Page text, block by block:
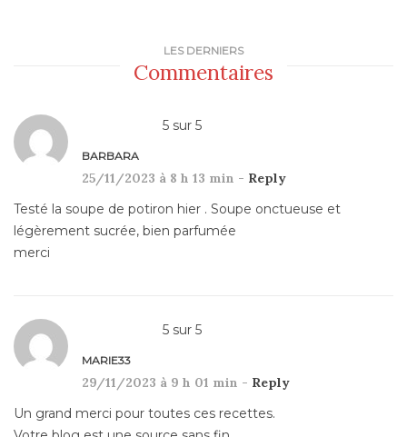
LES DERNIERS
Commentaires
5 sur 5
BARBARA
25/11/2023 à 8 h 13 min - Reply
Testé la soupe de potiron hier . Soupe onctueuse et
légèrement sucrée, bien parfumée
merci
5 sur 5
MARIE33
29/11/2023 à 9 h 01 min - Reply
Un grand merci pour toutes ces recettes.